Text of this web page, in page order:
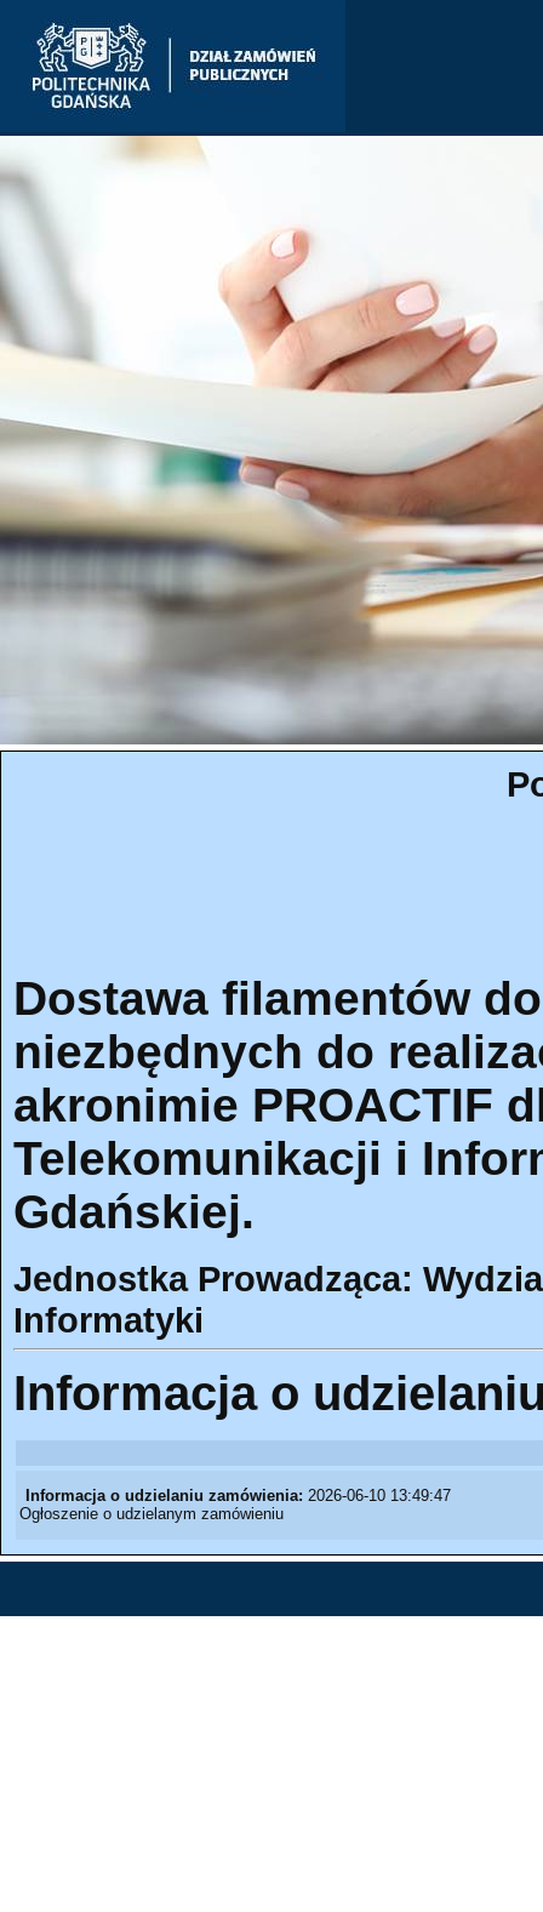
Dostawa filamentów
niezbędnych do
akronimie PROACTIF
Telekomunikacji i
Gdańskiej.
Jednostka Prowadząca:
Informatyki
Informacja o
Informacja o udzielaniu zamówienia: 2026-06-10 13:49:47
Ogłoszenie o udzielanym zamówieniu